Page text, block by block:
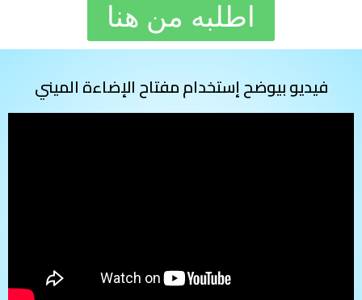
اطلبه من هنا
فيديو بيوضح إستخدام مفتاح الإضاءة الميني